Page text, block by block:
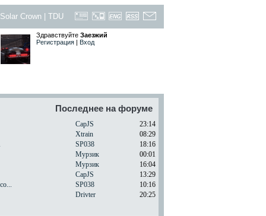
Solar Crown TDU
Здравствуйте Заезжий
Регистрация | Вход
Последнее на форуме
CapJS
23:14
Xtrain
08:29
SP038
18:16
Мурзик
00:01
Мурзик
16:04
CapJS
13:29
SP038
10:16
Drivter 20:25